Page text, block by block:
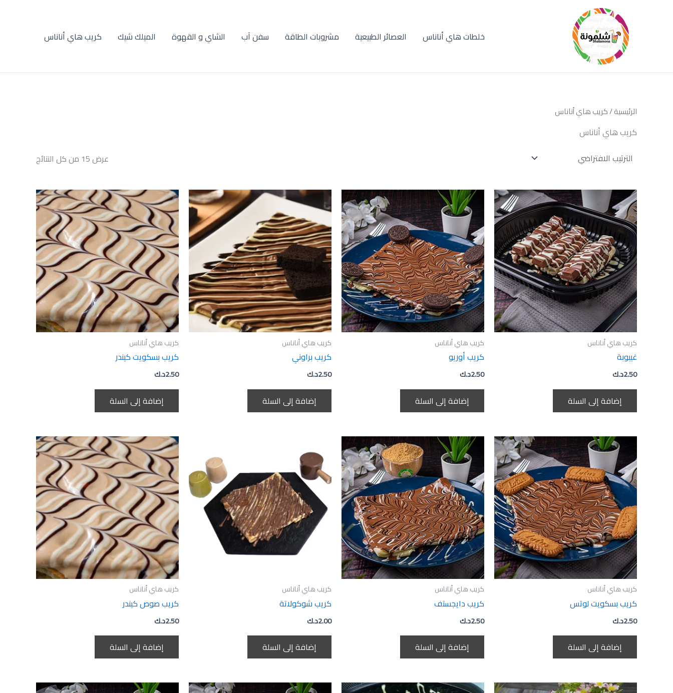
خلطات هاي أناناس العصائر الطبيعية مشروبات الطاقة سفن آب الشاي و القهوة الميلك شيك كريب هاي أناناس
الرئيسية/ كريب هاي أناناس
كريب هاي أناناس
عرض ⁦15⁩ من كل النتائج
كريب هاي أناناس
غيبوبة
د.ك2.50
إضافة إلى السلة
كريب هاي أناناس
كريب أوريو
د.ك2.50
إضافة إلى السلة
كريب هاي أناناس
كريب براوني
د.ك2.50
إضافة إلى السلة
كريب هاي أناناس
كريب بسكويت كيندر
د.ك2.50
إضافة إلى السلة
كريب هاي أناناس
كريب بسكويت لوتس
د.ك2.50
إضافة إلى السلة
كريب هاي أناناس
كريب دايجستف
د.ك2.50
إضافة إلى السلة
كريب هاي أناناس
كريب شوكولاتة
د.ك2.00
إضافة إلى السلة
كريب هاي أناناس
كريب صوص كيندر
د.ك2.50
إضافة إلى السلة